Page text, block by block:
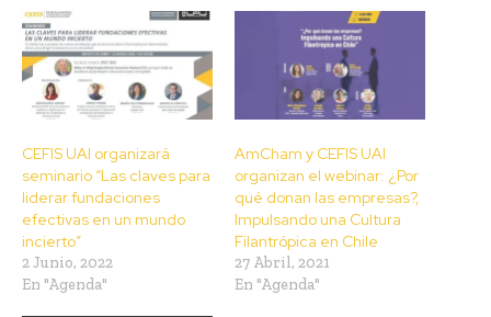
CEFIS UAI organizará
seminario “Las claves para
liderar fundaciones
efectivas en un mundo
incierto”
2 Junio, 2022
En "Agenda"
AmCham y CEFIS UAI
organizan el webinar: ¿Por
qué donan las empresas?,
Impulsando una Cultura
Filantrópica en Chile
27 Abril, 2021
En "Agenda"